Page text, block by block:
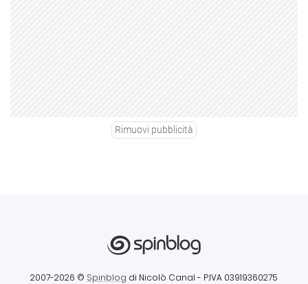
Rimuovi pubblicità
2007-2026 © Spinblog di Nicolò Canal - P.IVA 03919360275